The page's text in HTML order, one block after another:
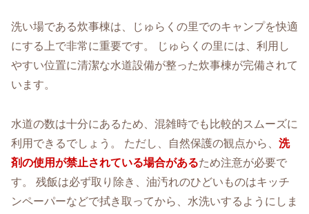
洗い場である炊事棟は、じゅらくの里でのキャンプを快適
にする上で非常に重要です。 じゅらくの里には、利用し
やすい位置に清潔な水道設備が整った炊事棟が完備されて
います。
水道の数は十分にあるため、混雑時でも比較的スムーズに
利用できるでしょう。 ただし、自然保護の観点から、 洗
剤の使用が禁止されている場合があるため注意が必要で
す。 残飯は必ず取り除き、油汚れのひどいものはキッチ
ンペーパーなどで拭き取ってから、水洗いするようにしま